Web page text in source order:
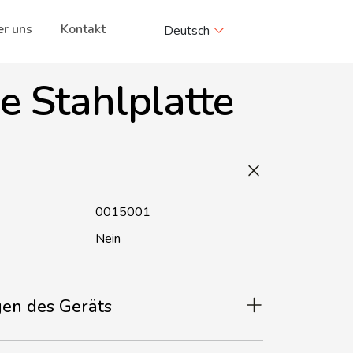
uns Kontakt Deutsch
Stahlplatte
0015001
Nein
des Geräts